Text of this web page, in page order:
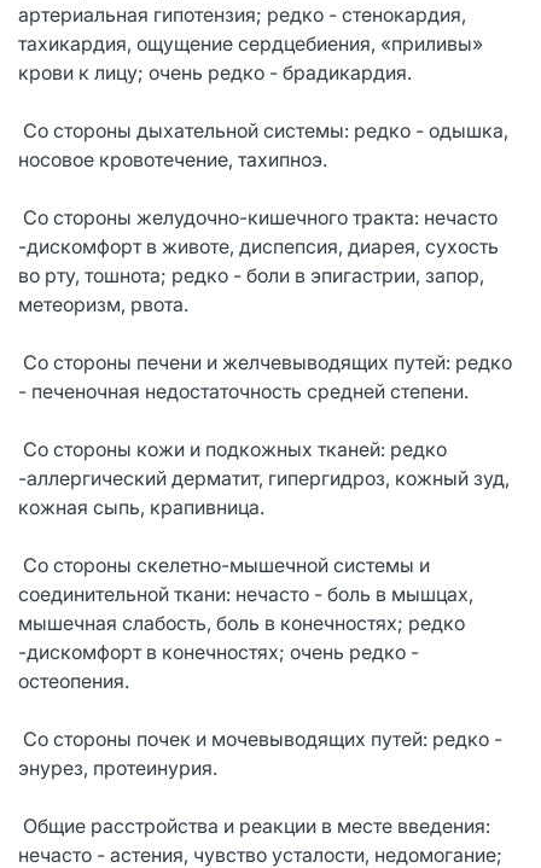
артериальная гипотензия; редко - стенокардия,
тахикардия, ощущение сердцебиения, «приливы»
крови к лицу; очень редко - брадикардия.
Со стороны дыхательной системы: редко - одышка,
носовое кровотечение, тахипноэ.
Со стороны желудочно-кишечного тракта: нечасто
-дискомфорт в животе, диспепсия, диарея, сухость
во рту, тошнота; редко - боли в эпигастрии, запор,
метеоризм, рвота.
Со стороны печени и желчевыводящих путей: редко
- печеночная недостаточность средней степени.
Со стороны кожи и подкожных тканей: редко
-аллергический дерматит, гипергидроз, кожный зуд,
кожная сыпь, крапивница.
Со стороны скелетно-мышечной системы и
соединительной ткани: нечасто - боль в мышцах,
мышечная слабость, боль в конечностях; редко
-дискомфорт в конечностях; очень редко -
остеопения.
Со стороны почек и мочевыводящих путей: редко -
энурез, протеинурия.
Общие расстройства и реакции в месте введения:
нечасто - астения, чувство усталости, недомогание;